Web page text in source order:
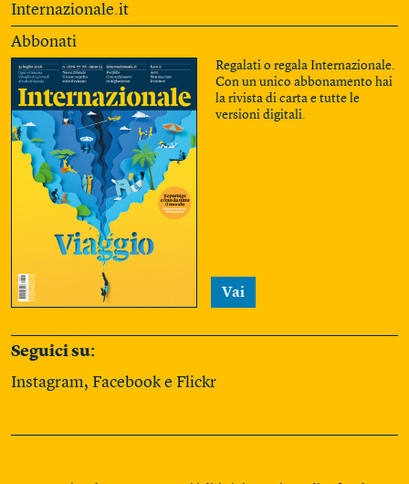
Internazionale.it
Abbonati
Regalati o regala Internazionale.
Con un unico abbonamento hai
la rivista di carta e tutte le
versioni digitali.
Vai
Seguici su:
Instagram, Facebook e Flickr